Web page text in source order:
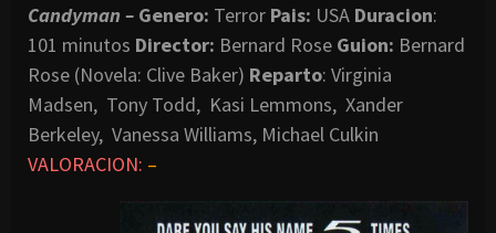
Candyman – Genero: Terror Pais: USA Duracion:
101 minutos Director: Bernard Rose Guion: Bernard
Rose (Novela: Clive Baker) Reparto: Virginia
Madsen, Tony Todd, Kasi Lemmons, Xander
Berkeley, Vanessa Williams, Michael Culkin
VALORACION: –